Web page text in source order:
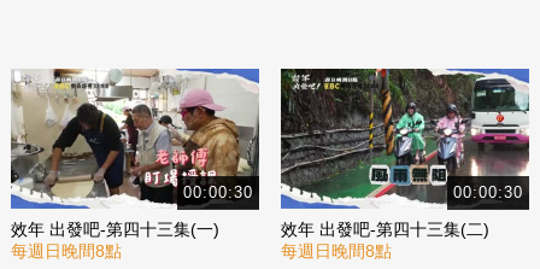
00:00:30
效年 出發吧-第四十三集(一)
每週日晚間8點
00:00:30
效年 出發吧-第四十三集(二)
每週日晚間8點